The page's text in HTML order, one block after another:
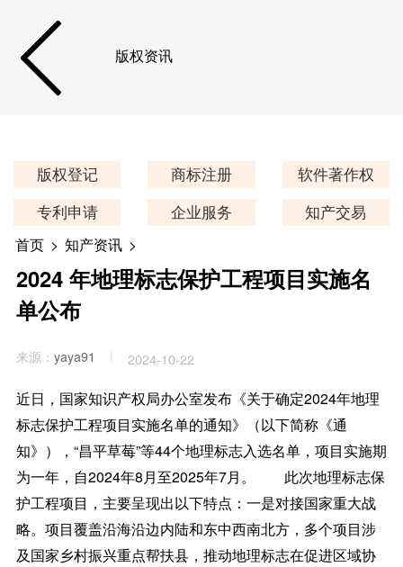
版权资讯
版权登记 商标注册
软件著作权
专利申请
企业服务 知产交易
首页 > 知产资讯 >
2024 年地理标志保护工程项目实施名
单公布
来源： yaya91 2024-10-22
近日，国家知识产权局办公室发布《关于确定2024年地理
标志保护工程项目实施名单的通知》（以下简称《通
知》），“昌平草莓”等44个地理标志入选名单，项目实施期
为一年，自2024年8月至2025年7月。 此次地理标志保
护工程项目，主要呈现出以下特点：一是对接国家重大战
略。项目覆盖沿海沿边内陆和东中西南北方，多个项目涉
及国家乡村振兴重点帮扶县，推动地理标志在促进区域协